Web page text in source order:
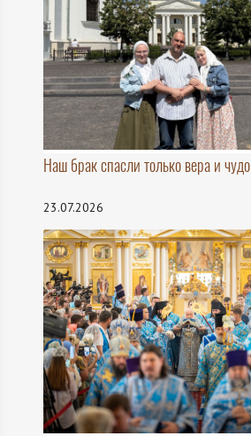
Наш брак спасли только вера и чудо
23.07.2026